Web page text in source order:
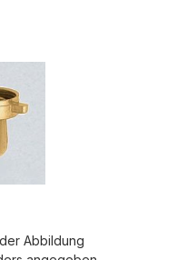
Abbildung